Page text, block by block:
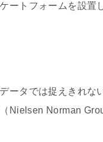
ートフォームを設置
ータでは捉えきれな
Nielsen Norman